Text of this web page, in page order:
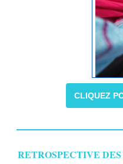
CLIQUEZ
RETROSPECTIVE